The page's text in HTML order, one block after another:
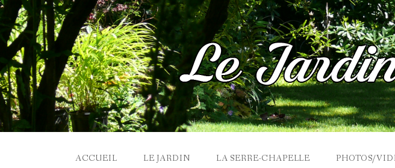
Skip
to
content
ACCUEIL LE JARDIN LA SERRE-CHAPELLE PHOTOS/